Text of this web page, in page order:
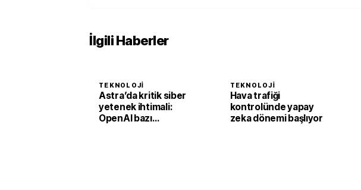
İlgili Haberler
TEKNOLOJI
Astra’da kritik siber
yetenek ihtimali:
OpenAI bazı
TEKNOLOJI
Hava trafiği
kontrolünde yapay
zeka dönemi başlıyor